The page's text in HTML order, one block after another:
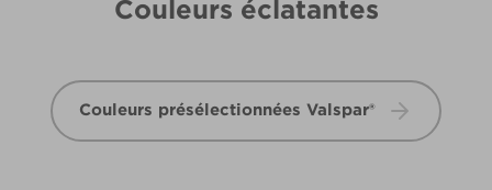
Couleurs éclatantes
Couleurs présélectionnées Valspar®